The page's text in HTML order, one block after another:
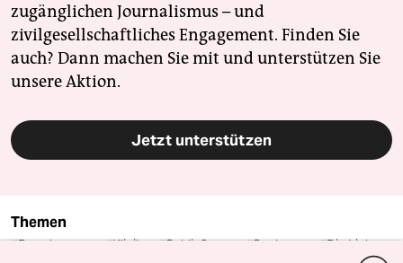
zugänglichen Journalismus – und
zivilgesellschaftliches Engagement. Finden Sie
auch? Dann machen Sie mit und unterstützen Sie
unsere Aktion.
Jetzt unterstützen
Themen
#Brandmauer #Klinik #Schließung #Sachsen
#Die Linke